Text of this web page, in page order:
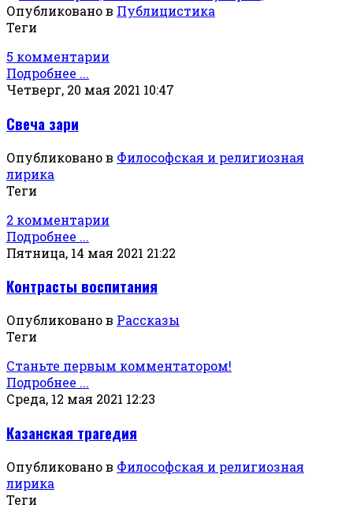
Опубликовано в Публицистика
Теги
5 комментарии
Подробнее ...
Четверг, 20 мая 2021 10:47
Свеча зари
Опубликовано в Философская и религиозная
лирика
Теги
2 комментарии
Подробнее ...
Пятница, 14 мая 2021 21:22
Контрасты воспитания
Опубликовано в Рассказы
Теги
Станьте первым комментатором!
Подробнее ...
Среда, 12 мая 2021 12:23
Казанская трагедия
Опубликовано в Философская и религиозная
лирика
Теги